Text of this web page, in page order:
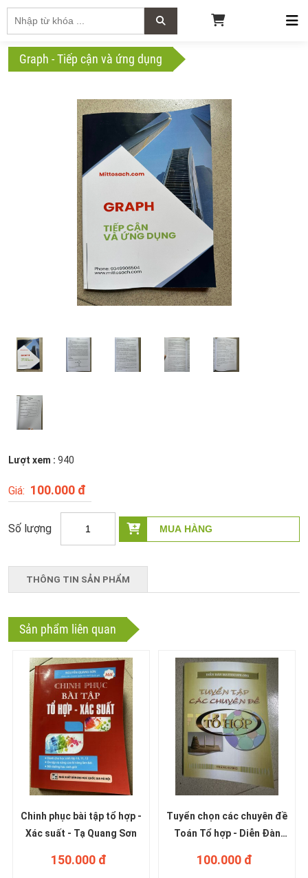
Graph - Tiếp cận và ứng dụng
Lượt xem : 940
100.000 đ
THÔNG TIN SẢN PHẨM
Sản phẩm liên quan
Chinh phục bài tập tổ hợp -
Xác suất - Tạ Quang Sơn
150.000 đ
Tuyển chọn các chuyên đề
Toán Tổ hợp - Diễn Đàn
100.000 đ